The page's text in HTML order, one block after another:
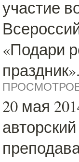
участие
«Подари
20 мая